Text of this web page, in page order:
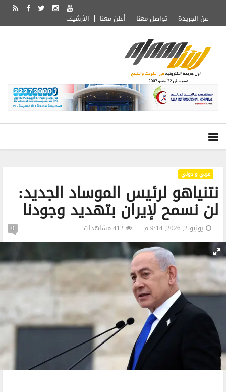
الأرشيف أعلن معنا تواصل معنا عن الجريدة
نتنياهو لرئيس الموساد الجديد:
لن نسمح لإيران بتهديد وجودنا
عربي و دولي
يونيو 2, 2026, 9:14 م 0